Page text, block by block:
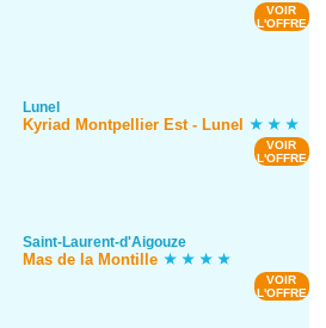
VOIR
L'OFFRE
Lunel
Kyriad Montpellier Est - Lunel
VOIR
L'OFFRE
Saint-Laurent-d'Aigouze
Mas de la Montille
VOIR
L'OFFRE